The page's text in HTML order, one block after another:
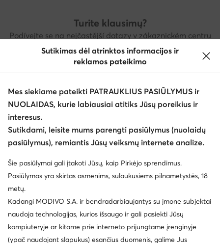
Turite klausimų?
Podívejte se na nejčastější dotazy v zákaznickém centru
nebo nás kontaktujte
Pagalbos centras Kontaktai
Klientų aptarnavimas
Apie mus
Informacija
Sutikimas dėl atrinktos informacijos ir
reklamos pateikimo
Mes siekiame pateikti PATRAUKLIUS PASIŪLYMUS ir
NUOLAIDAS, kurie labiausiai atitiks Jūsų poreikius ir
interesus.
Sutikdami, leisite mums parengti pasiūlymus (nuolaidų
pasiūlymus), remiantis Jūsų veiksmų internete analize.
Šie pasiūlymai gali įtakoti Jūsų, kaip Pirkėjo sprendimus.
Pasiūlymas yra skirtas asmenims, sulaukusiems pilnametystės, 18
metų.
Kadangi MODIVO S.A. ir bendradarbiaujantys su įmone subjektai
naudoja technologijas, kurios išsaugo ir gali pasiekti Jūsų
kompiuteryje ar kitame prie interneto prijungtame įrenginyje
(ypač naudojant slapukus) esančius duomenis, galime Jus